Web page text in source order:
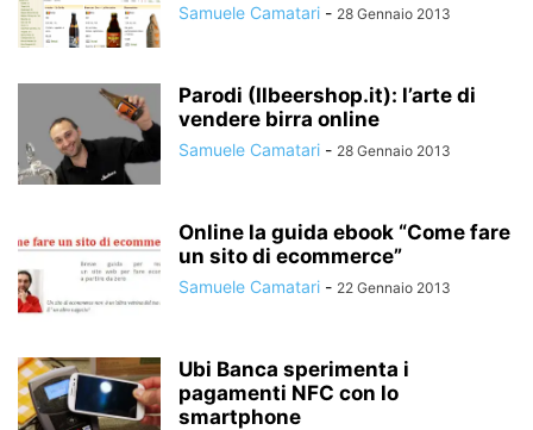
Samuele Camatari - 28 Gennaio 2013
Parodi (Ilbeershop.it): l’arte di
vendere birra online
Samuele Camatari - 28 Gennaio 2013
Online la guida ebook “Come fare
un sito di ecommerce”
Samuele Camatari - 22 Gennaio 2013
Ubi Banca sperimenta i
pagamenti NFC con lo
smartphone